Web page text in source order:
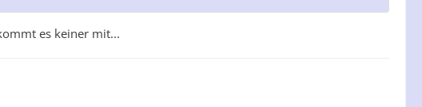
es keiner mit...